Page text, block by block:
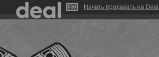
Начать продавать на